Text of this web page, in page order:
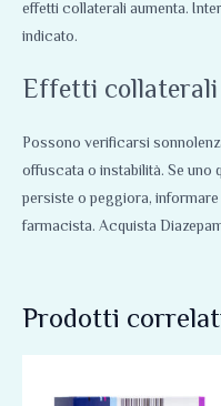
effetti collaterali aumenta.
indicato.
Effetti collaterali
Possono verificarsi
offuscata o instabilità. Se uno
persiste o peggiora,
farmacista. Acquista
Prodotti
prezzo:
prodotto